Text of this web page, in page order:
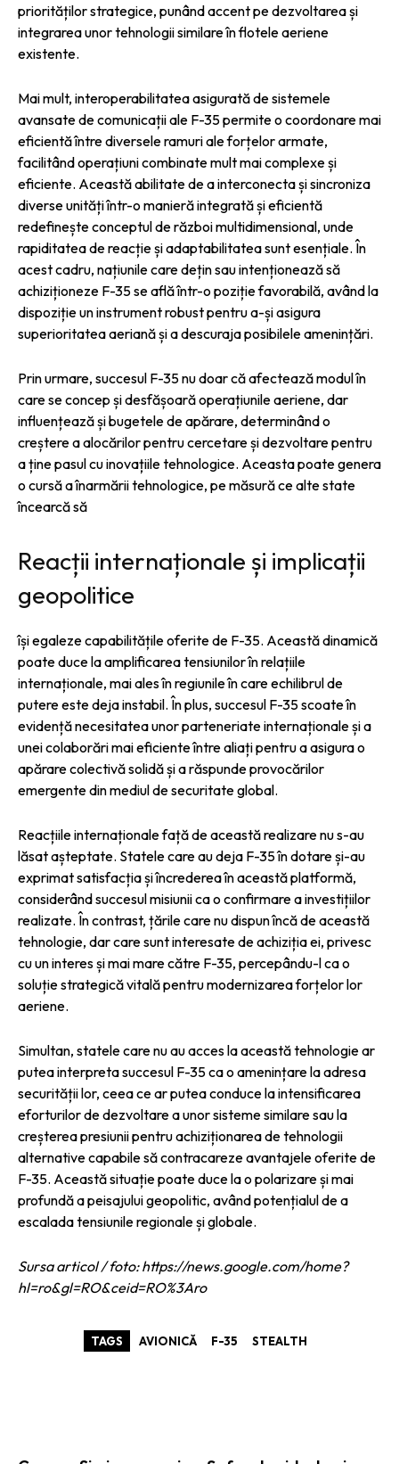
priorităților strategice, punând accent pe dezvoltarea și
integrarea unor tehnologii similare în flotele aeriene
existente.
Mai mult, interoperabilitatea asigurată de sistemele
avansate de comunicații ale F-35 permite o coordonare mai
eficientă între diversele ramuri ale forțelor armate,
facilitând operațiuni combinate mult mai complexe și
eficiente. Această abilitate de a interconecta și sincroniza
diverse unități într-o manieră integrată și eficientă
redefinește conceptul de război multidimensional, unde
rapiditatea de reacție și adaptabilitatea sunt esențiale. În
acest cadru, națiunile care dețin sau intenționează să
achiziționeze F-35 se află într-o poziție favorabilă, având la
dispoziție un instrument robust pentru a-și asigura
superioritatea aeriană și a descuraja posibilele amenințări.
Prin urmare, succesul F-35 nu doar că afectează modul în
care se concep și desfășoară operațiunile aeriene, dar
influențează și bugetele de apărare, determinând o
creștere a alocărilor pentru cercetare și dezvoltare pentru
a ține pasul cu inovațiile tehnologice. Aceasta poate genera
o cursă a înarmării tehnologice, pe măsură ce alte state
încearcă să
Reacții internaționale și implicații
geopolitice
își egaleze capabilitățile oferite de F-35. Această dinamică
poate duce la amplificarea tensiunilor în relațiile
internaționale, mai ales în regiunile în care echilibrul de
putere este deja instabil. În plus, succesul F-35 scoate în
evidență necesitatea unor parteneriate internaționale și a
unei colaborări mai eficiente între aliați pentru a asigura o
apărare colectivă solidă și a răspunde provocărilor
emergente din mediul de securitate global.
Reacțiile internaționale față de această realizare nu s-au
lăsat așteptate. Statele care au deja F-35 în dotare și-au
exprimat satisfacția și încrederea în această platformă,
considerând succesul misiunii ca o confirmare a investițiilor
realizate. În contrast, țările care nu dispun încă de această
tehnologie, dar care sunt interesate de achiziția ei, privesc
cu un interes și mai mare către F-35, percepându-l ca o
soluție strategică vitală pentru modernizarea forțelor lor
aeriene.
Simultan, statele care nu au acces la această tehnologie ar
putea interpreta succesul F-35 ca o amenințare la adresa
securității lor, ceea ce ar putea conduce la intensificarea
eforturilor de dezvoltare a unor sisteme similare sau la
creșterea presiunii pentru achiziționarea de tehnologii
alternative capabile să contracareze avantajele oferite de
F-35. Această situație poate duce la o polarizare și mai
profundă a peisajului geopolitic, având potențialul de a
escalada tensiunile regionale și globale.
Sursa articol / foto: https://news.google.com/home?
hl=ro&gl=RO&ceid=RO%3Aro
TAGS AVIONICĂ F-35 STEALTH